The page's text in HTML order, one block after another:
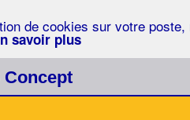
de cookies sur votre
savoir plus